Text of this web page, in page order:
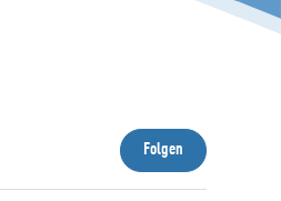
Folgen
Noch